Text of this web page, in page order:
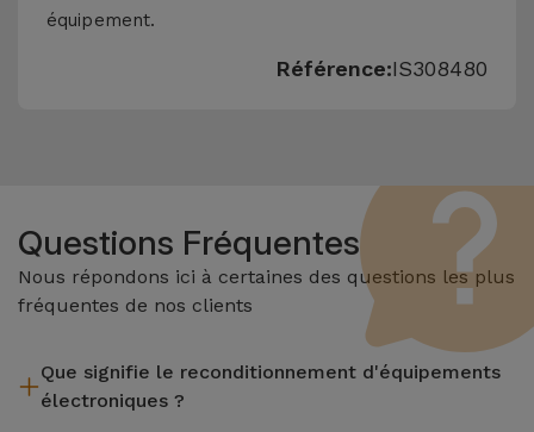
équipement.
Référence:IS308480
Questions Fréquentes
Nous répondons ici à certaines des questions les plus
fréquentes de nos clients
Que signifie le reconditionnement d'équipements
électroniques ?